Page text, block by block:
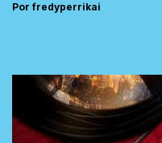
Por fredyperrikai